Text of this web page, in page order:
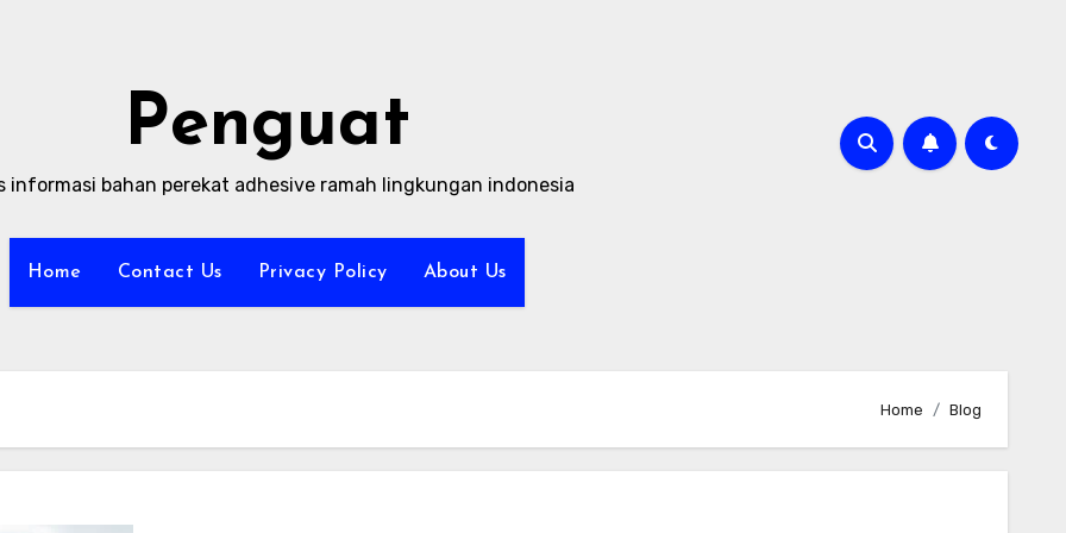
Penguat
informasi bahan perekat adhesive ramah lingkungan indonesia
Home Contact Us Privacy Policy About Us
Home Blog